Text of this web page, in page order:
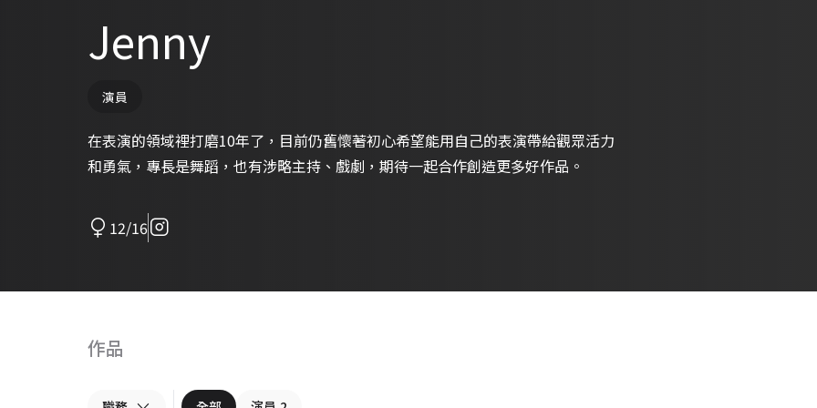
Jenny
演員
在表演的領域裡打磨10年了，目前仍舊懷著初心希望能用自己的表演帶給觀眾活力
和勇氣，專長是舞蹈，也有涉略主持、戲劇，期待一起合作創造更多好作品。
12/16
作品